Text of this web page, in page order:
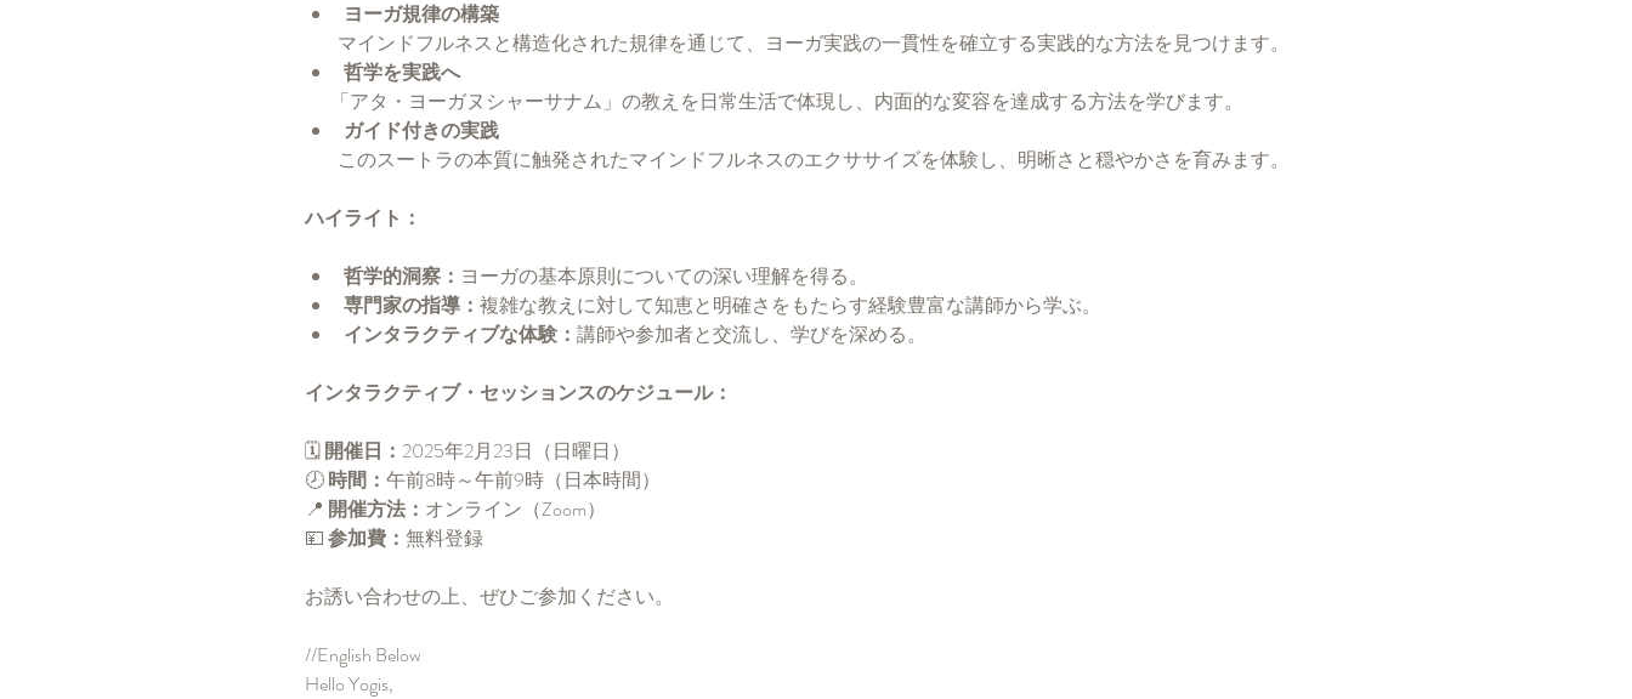
ヨーガ規律の構築
         マインドフルネスと構造化された規律を通じて、ヨーガ実践の一貫性を確立する実践的な方法を見つけます。
哲学を実践へ
       「アタ・ヨーガヌシャーサナム」の教えを日常生活で体現し、内面的な変容を達成する方法を学びます。
ガイド付きの実践
         このスートラの本質に触発されたマインドフルネスのエクササイズを体験し、明晰さと穏やかさを育みます。
ハイライト：
哲学的洞察： ヨーガの基本原則についての深い理解を得る。
専門家の指導： 複雑な教えに対して知恵と明確さをもたらす経験豊富な講師から学ぶ。
インタラクティブな体験： 講師や参加者と交流し、学びを深める。
インタラクティブ・セッションスのケジュール：
🗓️ 開催日： 2025年2月23日（日曜日）
🕗 時間： 午前8時～午前9時（日本時間）
📍 開催方法： オンライン（Zoom）
💴 参加費： 無料登録
お誘い合わせの上、ぜひご参加ください。
//English Below
Hello Yogis,